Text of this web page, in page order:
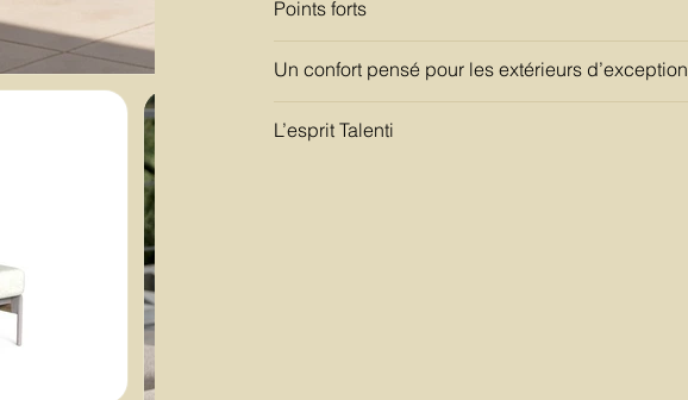
Points forts
Un confort pensé pour les extérieurs d’exception
L’esprit Talenti